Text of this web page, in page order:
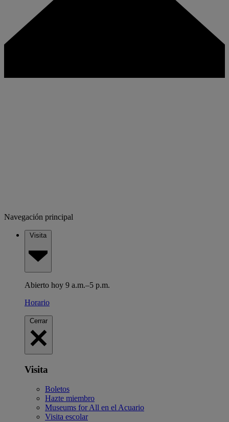
Navegación principal
Visita
Abierto hoy 9 a.m.–5 p.m.
Horario
Cerrar
Visita
Boletos
Hazte miembro
Museums for All en el Acuario
Visita escolar